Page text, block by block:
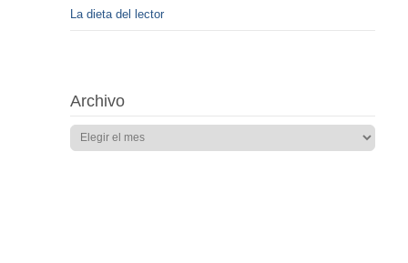
La dieta del lector
Archivo